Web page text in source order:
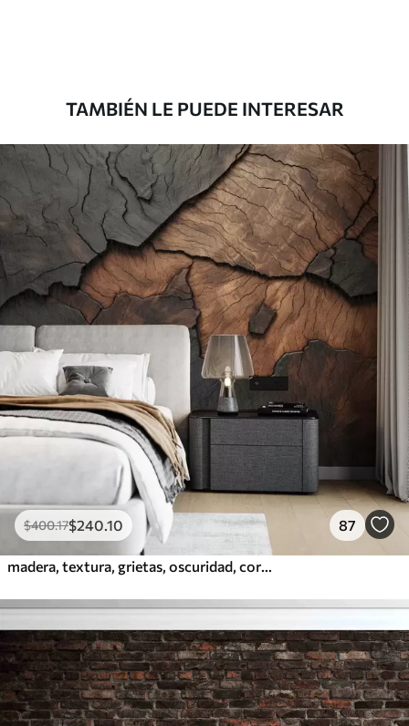
Vinilo Premium
1266.67$760.00/m²
Peel and Stick
1533 .33 920 .00/m²
TAMBIÉN LE PUEDE INTERESAR
$400.17$240 .10 87